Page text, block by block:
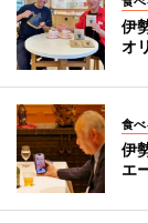
伊
オ
食べ
伊
エ